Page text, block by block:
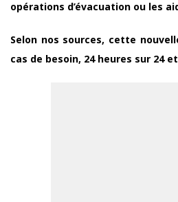
opérations d’évacuation ou les
Selon nos sources, cette
cas de besoin, 24 heures sur 24